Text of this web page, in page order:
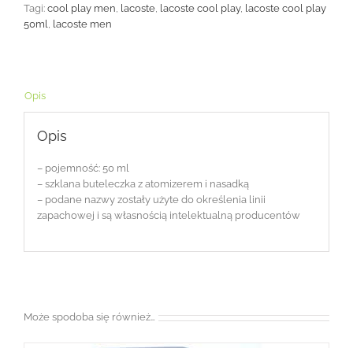
Tagi: cool play men, lacoste, lacoste cool play, lacoste cool play
50ml, lacoste men
Opis
Opis
– pojemność: 50 ml
– szklana buteleczka z atomizerem i nasadką
– podane nazwy zostały użyte do określenia linii
zapachowej i są własnością intelektualną producentów
Może spodoba się również…